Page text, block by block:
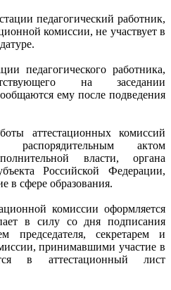
педагогический работник,
комиссии, не участвует в
работника,
на заседании
ему после подведения
комиссий
распорядительным актом
власти, органа
Российской Федерации,
в сфере образования.
комиссии оформляется
в силу со дня подписания
председателя, секретарем и
принимавшими участие в
в аттестационный лист